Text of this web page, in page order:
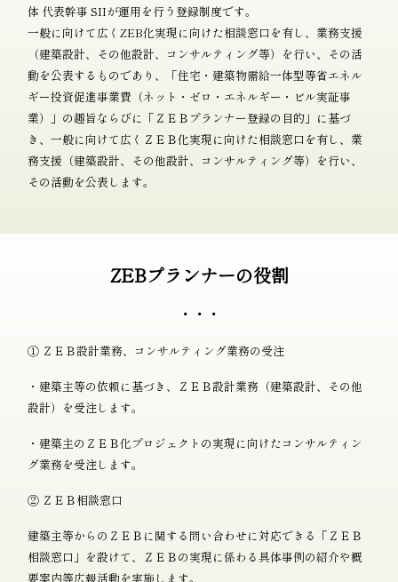
体 代表幹事 SIIが運用を行う登録制度です。
一般に向けて広くZEB化実現に向けた相談窓口を有し、業務支援
（建築設計、その他設計、コンサルティング等）を行い、その活
動を公表するものであり、「住宅・建築物需給一体型等省エネル
ギー投資促進事業費（ネット・ゼロ・エネルギー・ビル実証事
業）」の趣旨ならびに「ＺＥＢプランナー登録の目的」に基づ
き、一般に向けて広くＺＥＢ化実現に向けた相談窓口を有し、業
務支援（建築設計、その他設計、コンサルティング等）を行い、
その活動を公表します。
ZEBプランナーの役割
・・・
① ＺＥＢ設計業務、コンサルティング業務の受注
・建築主等の依頼に基づき、ＺＥＢ設計業務（建築設計、その他
設計）を受注します。
・建築主のＺＥＢ化プロジェクトの実現に向けたコンサルティン
グ業務を受注します。
② ＺＥＢ相談窓口
建築主等からのＺＥＢに関する問い合わせに対応できる「ＺＥＢ
相談窓口」を設けて、ＺＥＢの実現に係わる具体事例の紹介や概
要案内等広報活動を実施します。